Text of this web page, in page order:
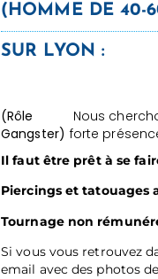
(HOMME DE 40-
SUR LYON :
(Rôle
Gangster)
Nous
forte
Il faut être prêt à se
Piercings et tatouages
Tournage non
Si vous vous retrouvez
email avec des photos